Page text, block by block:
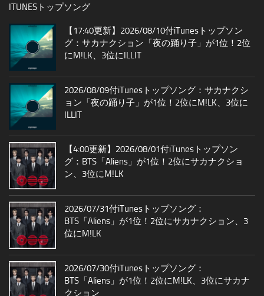
ITUNESトップソング
【17:40更新】2026/08/10付iTunesトップソン
グ：サカナクション「夜の踊り子」が1位！2位
にM!LK、3位にILLIT
2026/08/09付iTunesトップソング：サカナクシ
ョン「夜の踊り子」が1位！2位にM!LK、3位に
ILLIT
【4:00更新】2026/08/01付iTunesトップソン
グ：BTS「Aliens」が1位！2位にサカナクショ
ン、3位にM!LK
2026/07/31付iTunesトップソング：
BTS「Aliens」が1位！2位にサカナクション、3
位にM!LK
2026/07/30付iTunesトップソング：
BTS「Aliens」が1位！2位にM!LK、3位にサカナ
クション